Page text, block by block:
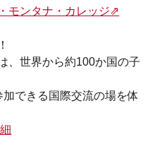
モンタナ・カレッジ⇗
、世界から約100か国の子
できる国際交流の場を体